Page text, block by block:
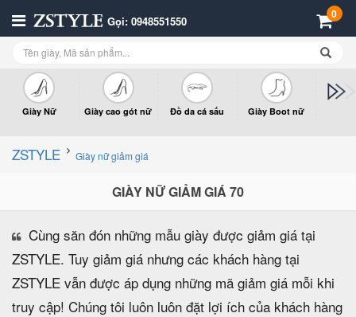
Gọi: 0948551550 0
Giày Nữ Giày cao gót nữ Đồ da cá sấu Giày Boot nữ
ZSTYLE Giày nữ giảm giá
GIÀY NỮ GIẢM GIÁ 70
Cùng săn đón những mẫu giày được giảm giá tại
ZSTYLE. Tuy giảm giá nhưng các khách hàng tại
ZSTYLE vẫn được áp dụng những mã giảm giá mỗi khi
truy cập! Chúng tôi luôn luôn đặt lợi ích của khách hàng